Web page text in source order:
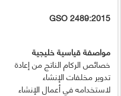
GSO 2489:2015
مواصفة قياسية خليجية
خصائص الركام الناتج من إعادة
تدوير مخلفات الإنشاء
لاستخدامه في أعمال الإنشاء